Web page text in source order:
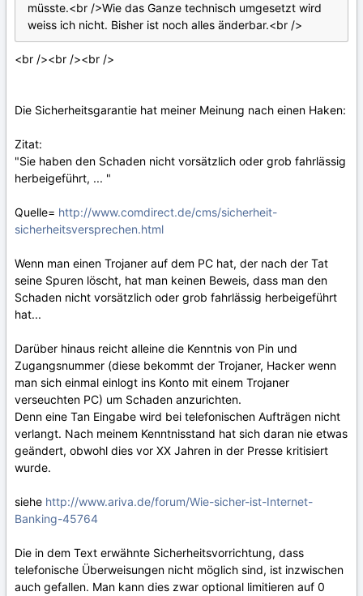
müsste.<br />Wie das Ganze technisch umgesetzt wird
weiss ich nicht. Bisher ist noch alles änderbar.<br />
<br /><br /><br />
Die Sicherheitsgarantie hat meiner Meinung nach einen Haken:
Zitat:
"Sie haben den Schaden nicht vorsätzlich oder grob fahrlässig
herbeigeführt, ... "
Quelle= http://www.comdirect.de/cms/sicherheit-
sicherheitsversprechen.html
Wenn man einen Trojaner auf dem PC hat, der nach der Tat
seine Spuren löscht, hat man keinen Beweis, dass man den
Schaden nicht vorsätzlich oder grob fahrlässig herbeigeführt
hat...
Darüber hinaus reicht alleine die Kenntnis von Pin und
Zugangsnummer (diese bekommt der Trojaner, Hacker wenn
man sich einmal einlogt ins Konto mit einem Trojaner
verseuchten PC) um Schaden anzurichten.
Denn eine Tan Eingabe wird bei telefonischen Aufträgen nicht
verlangt. Nach meinem Kenntnisstand hat sich daran nie etwas
geändert, obwohl dies vor XX Jahren in der Presse kritisiert
wurde.
siehe http://www.ariva.de/forum/Wie-sicher-ist-Internet-
Banking-45764
Die in dem Text erwähnte Sicherheitsvorrichtung, dass
telefonische Überweisungen nicht möglich sind, ist inzwischen
auch gefallen. Man kann dies zwar optional limitieren auf 0